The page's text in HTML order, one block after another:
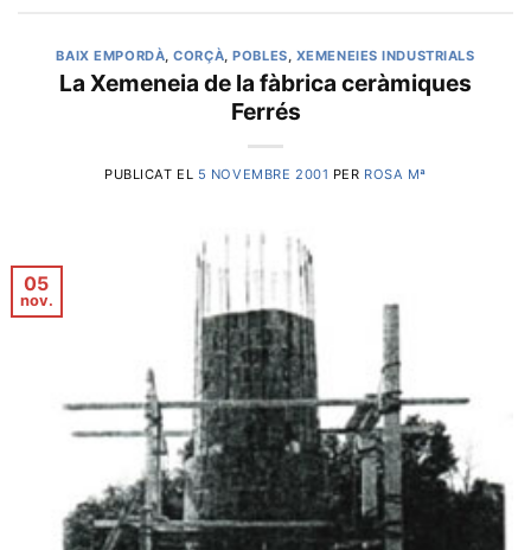
BAIX EMPORDÀ ,CORÇÀ ,POBLES XEMENEIES INDUSTRIALS
La Xemeneia de la fàbrica ceràmiques
Ferrés
PUBLICAT EL 5 NOVEMBRE 2001 PER ROSA Mª
05
nov.